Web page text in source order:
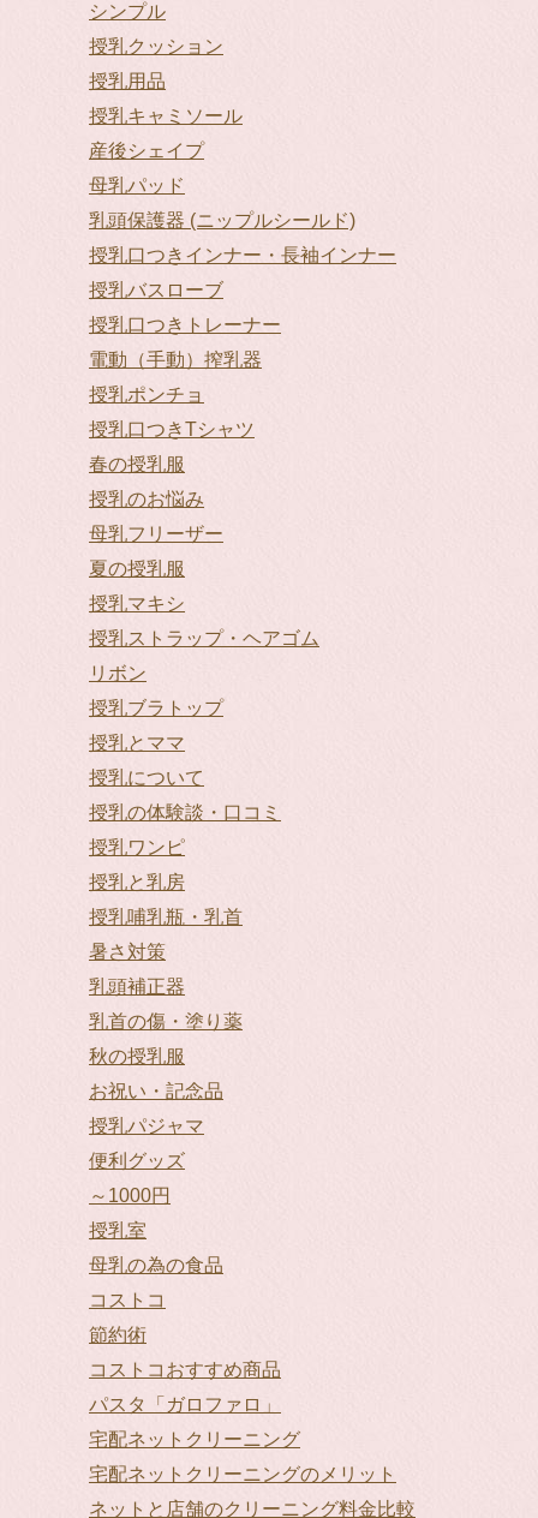
シンプル
授乳クッション
授乳用品
授乳キャミソール
産後シェイプ
母乳パッド
乳頭保護器 (ニップルシールド)
授乳口つきインナー・長袖インナー
授乳バスローブ
授乳口つきトレーナー
電動（手動）搾乳器
授乳ポンチョ
授乳口つきTシャツ
春の授乳服
授乳のお悩み
母乳フリーザー
夏の授乳服
授乳マキシ
授乳ストラップ・ヘアゴム
リボン
授乳ブラトップ
授乳とママ
授乳について
授乳の体験談・口コミ
授乳ワンピ
授乳と乳房
授乳哺乳瓶・乳首
暑さ対策
乳頭補正器
乳首の傷・塗り薬
秋の授乳服
お祝い・記念品
授乳パジャマ
便利グッズ
～1000円
授乳室
母乳の為の食品
コストコ
節約術
コストコおすすめ商品
パスタ「ガロファロ」
宅配ネットクリーニング
宅配ネットクリーニングのメリット
ネットと店舗のクリーニング料金比較